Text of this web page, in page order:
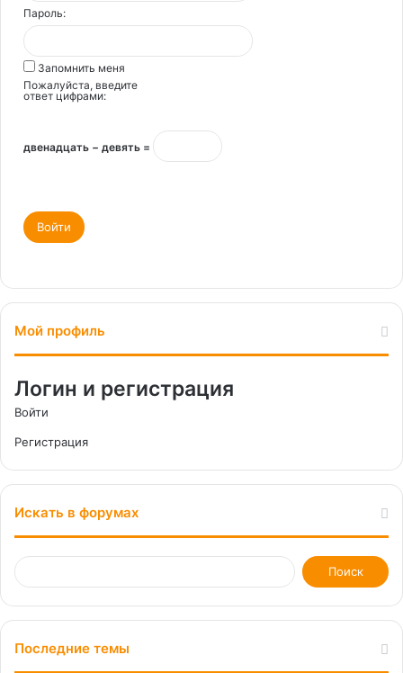
Пароль:
Запомнить меня
Пожалуйста, введите
ответ цифрами:
двенадцать − девять =
Войти
Мой профиль
Логин и регистрация
Войти
Регистрация
Искать в форумах
Последние темы